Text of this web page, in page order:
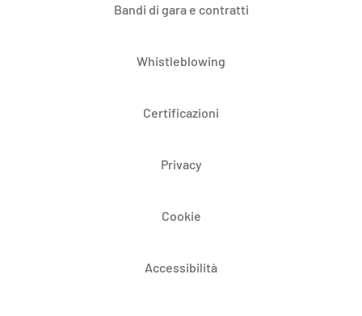
Bandi di gara e contratti
Whistleblowing
Certificazioni
Privacy
Cookie
Accessibilità